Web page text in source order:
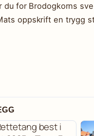
du for Brodogkorns
oppskrift en trygg